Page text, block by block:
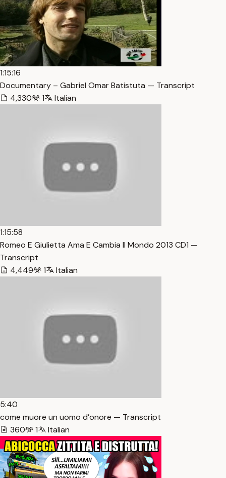
1:15:16
Documentary – Gabriel Omar Batistuta — Transcript
4,330
1 Italian
1:15:58
Romeo E Giulietta Ama E Cambia Il Mondo 2013 CD1 —
Transcript
4,449
1 Italian
5:40
come muore un uomo d’onore — Transcript
360
1 Italian